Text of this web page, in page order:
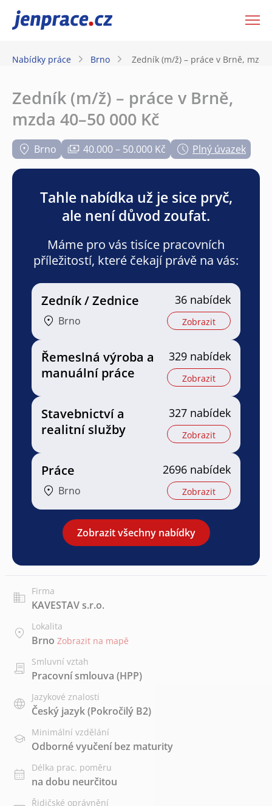
JenPráce.cz
Nabídky práce Brno Zedník (m/ž) – práce v Brně, mzda
Zedník (m/ž) – práce v Brně,
mzda 40–50 000 Kč
Brno 40.000 – 50.000 Kč Plný úvazek
Tahle nabídka už je sice pryč,
ale není důvod zoufat.
Máme pro vás tisíce pracovních
příležitostí, které čekají právě na vás:
Zedník / Zednice
Brno
36 nabídek
Zobrazit
Řemeslná výroba a
manuální práce
329 nabídek
Zobrazit
Stavebnictví a
realitní služby
327 nabídek
Zobrazit
Práce
Brno
2696 nabídek
Zobrazit
Zobrazit všechny nabídky
Firma
KAVESTAV s.r.o.
Lokalita
Brno Zobrazit na mapě
Smluvní vztah
Pracovní smlouva (HPP)
Jazykové znalosti
Český jazyk(Pokročilý B2)
Minimální vzdělání
Odborné vyučení bez maturity
Délka prac. poměru
na dobu neurčitou
Řidičské oprávnění